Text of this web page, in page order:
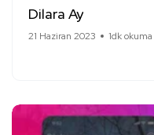
Dilara Ay
21 Haziran 2023 1dk okuma